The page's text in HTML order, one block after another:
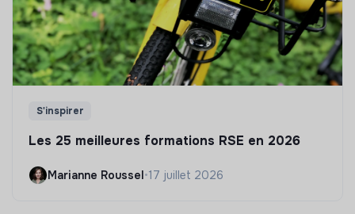
S'inspirer
Les 25 meilleures formations RSE en 2026
Marianne Roussel•17 juillet 2026